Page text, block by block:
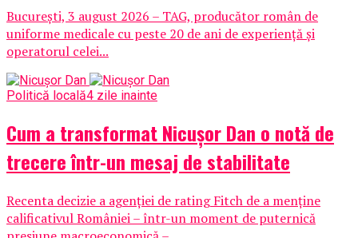
București, 3 august 2026 – TAG, producător român de
uniforme medicale cu peste 20 de ani de experiență și
operatorul celei...
Politică locală4 zile inainte
Cum a transformat Nicușor Dan o notă de
trecere într-un mesaj de stabilitate
Recenta decizie a agenției de rating Fitch de a menține
calificativul României – într-un moment de puternică